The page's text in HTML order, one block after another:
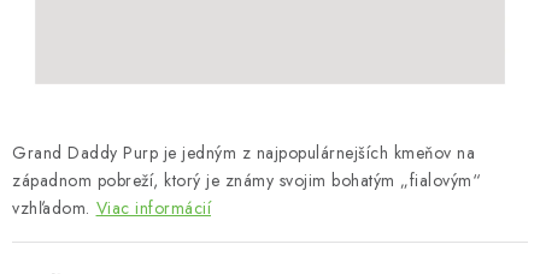
Grand Daddy Purp je jedným z najpopulárnejších kmeňov na
západnom pobreží, ktorý je známy svojim bohatým „fialovým“
vzhľadom. Viac informácií